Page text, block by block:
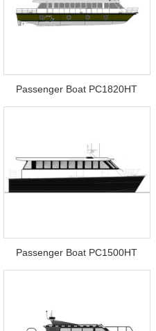
Passenger Boat PC1820HT
Passenger Boat PC1500HT